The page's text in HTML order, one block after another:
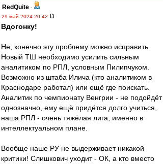
RedQuite -
29 май 2024 20:42
Вдогонку!
Не, конечно эту проблему можно исправить.
Новый ТШ необходимо усилить сильным
аналитиком по РПЛ, условным Пилипчуком.
Возможно из штаба Илича (кто аналитиком в
Краснодаре работал) или ещё где поискать.
Аналитик по чемпионату Венгрии - не подойдёт
однозначно, ему ещё придётся долго учиться,
наша РПЛ - очень тяжёлая лига, именно в
интеллектуальном плане.
Вообще наше РУ не выдерживает никакой
критики! Слишкович уходит - ОК, а кто вместо